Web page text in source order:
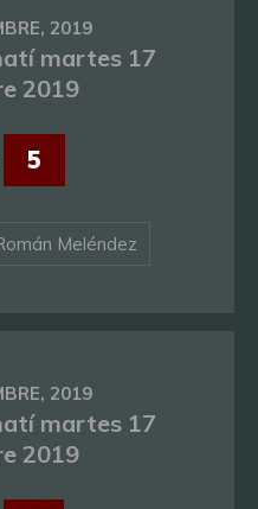
2019
martes 17
2019
5
Meléndez
2019
martes 17
2019